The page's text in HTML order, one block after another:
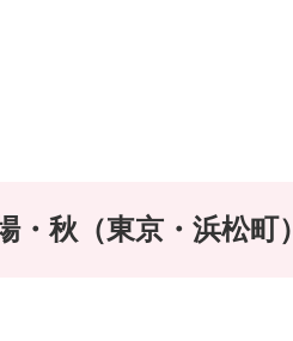
秋（東京・浜松町）